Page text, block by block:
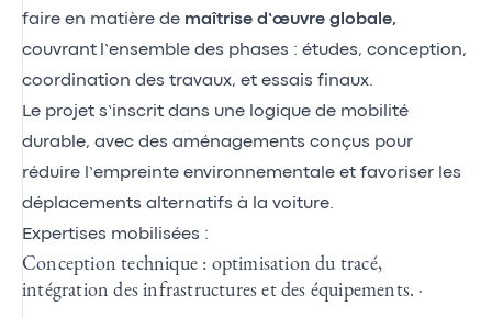
faire en matière de maîtrise d’œuvre globale,
couvrant l’ensemble des phases : études, conception,
coordination des travaux, et essais finaux.
Le projet s’inscrit dans une logique de mobilité
durable, avec des aménagements conçus pour
réduire l’empreinte environnementale et favoriser les
déplacements alternatifs à la voiture.
Expertises mobilisées :
Conception technique : optimisation du tracé,
intégration des infrastructures et des équipements. ·